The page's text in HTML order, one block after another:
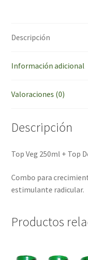
Descripción
Información adicional
Valoraciones (0)
Descripción
Top Veg 250ml + Top
Combo para
estimulante radicular.
Productos